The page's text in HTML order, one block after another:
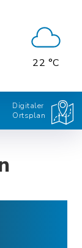
22 °C
Digitaler
Ortsplan